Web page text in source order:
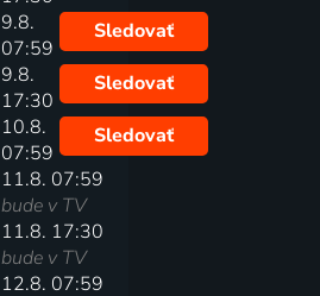
9.8.
07:59
Sledovať
9.8.
17:30
Sledovať
10.8.
07:59
Sledovať
11.8. 07:59
bude v TV
11.8. 17:30
bude v TV
12.8. 07:59